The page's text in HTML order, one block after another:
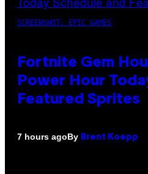
SCREENSHOT: EPIC GAMES
Fortnite Gem
Power Hour
Featured Sprites
7 hours agoBy Brent Koepp